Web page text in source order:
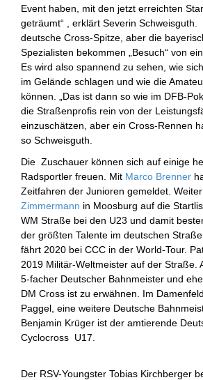
Event haben, mit den jetzt erreichten
geträumt“ , erklärt Severin
deutsche Cross-Spitze, aber die
Spezialisten bekommen „Besuch“ von
Es wird also spannend zu sehen, wie
im Gelände schlagen und wie die
können. „Das ist dann so wie im DFB-
die Straßenprofis rein von der
einzuschätzen, aber ein Cross-Rennen
so Schweisguth.
Die Zuschauer können sich auf einige
Radsportler freuen. Mit Marco Brenner
Zeitfahren der Junioren gemeldet.
Zimmermann in Moosburg auf die
WM Straße bei den U23 und damit
der größten Talente im deutschen
fährt 2020 bei CCC in der World-Tour.
2019 Militär-Weltmeister auf der Straße.
5-facher Deutscher Bahnmeister und
DM Cross ist zu erwähnen. Im
Paggel, eine weitere Deutsche
Benjamin Krüger ist der amtierende
Cyclocross U17.
Der RSV-Youngster Tobias Kirchberger